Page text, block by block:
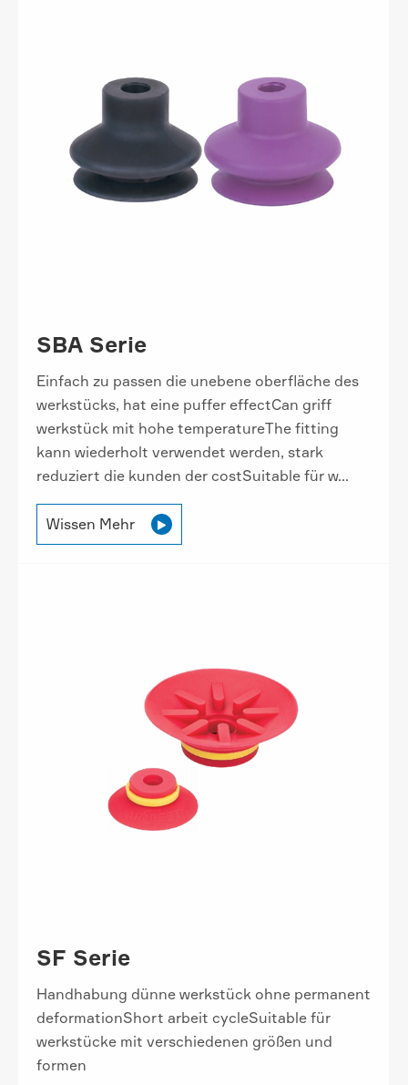
SBA Serie
Einfach zu passen die unebene oberfläche des
werkstücks, hat eine puffer effectCan griff
werkstück mit hohe temperatureThe fitting
kann wiederholt verwendet werden, stark
reduziert die kunden der costSuitable für w...
Wissen Mehr 
SF Serie
Handhabung dünne werkstück ohne permanent
deformationShort arbeit cycleSuitable für
werkstücke mit verschiedenen größen und
formen